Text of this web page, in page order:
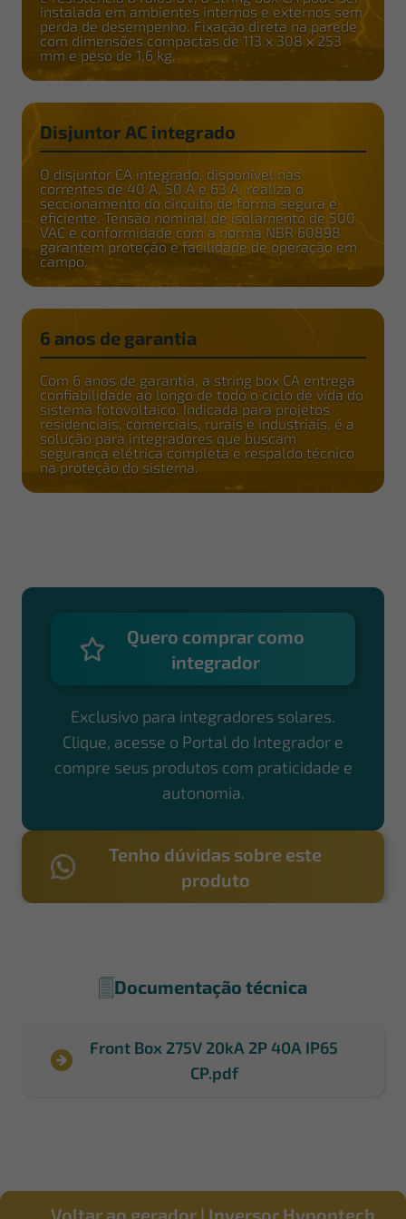
instalada em ambientes internos e externos sem
perda de desempenho. Fixação direta na parede
com dimensões compactas de 113 x 308 x 253
mm e peso de 1,6 kg.
Disjuntor AC integrado
O disjuntor CA integrado, disponível nas
correntes de 40 A, 50 A e 63 A, realiza o
seccionamento do circuito de forma segura e
eficiente. Tensão nominal de isolamento de 500
VAC e conformidade com a norma NBR 60898
garantem proteção e facilidade de operação em
campo.
6 anos de garantia
Com 6 anos de garantia, a string box CA entrega
confiabilidade ao longo de todo o ciclo de vida do
sistema fotovoltaico. Indicada para projetos
residenciais, comerciais, rurais e industriais, é a
solução para integradores que buscam
segurança elétrica completa e respaldo técnico
na proteção do sistema.
Quero comprar como
integrador
Exclusivo para integradores solares.
Clique, acesse o Portal do Integrador e
compre seus produtos com praticidade e
autonomia.
Tenho dúvidas sobre este
produto
Documentação técnica
Front Box 275V 20kA 2P 40A IP65
CP.pdf
Voltar ao gerador | Inversor Hypontech